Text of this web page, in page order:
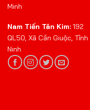
Minh
Nam Tiến Tân Kim: 192
QL50, Xã Cần Giuộc, Tỉnh
Ninh